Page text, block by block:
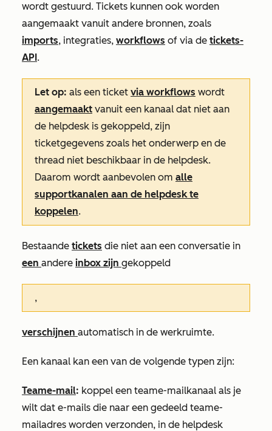
wordt gestuurd. Tickets kunnen ook worden
aangemaakt vanuit andere bronnen, zoals
imports, integraties, workflows of via de tickets-
API.
Let op: als een ticket via workflows wordt
aangemaakt vanuit een kanaal dat niet aan
de helpdesk is gekoppeld, zijn
ticketgegevens zoals het onderwerp en de
thread niet beschikbaar in de helpdesk.
Daarom wordt aanbevolen om alle
supportkanalen aan de helpdesk te
koppelen.
Bestaande tickets die niet aan een conversatie in
een andere inbox zijn gekoppeld
,
verschijnen automatisch in de werkruimte.
Een kanaal kan een van de volgende typen zijn:
Teame-mail: koppel een teame-mailkanaal als je
wilt dat e-mails die naar een gedeeld teame-
mailadres worden verzonden, in de helpdesk